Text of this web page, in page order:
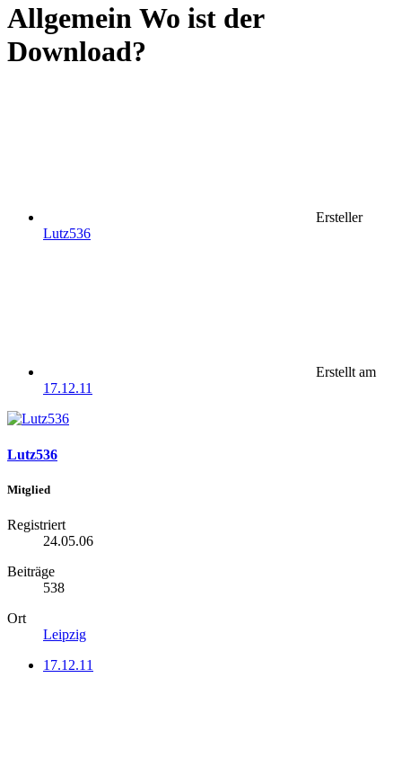
Allgemein Wo ist der
Download?
Ersteller
Lutz536
Erstellt am
17.12.11
Lutz536
Mitglied
Registriert
24.05.06
Beiträge
538
Ort
Leipzig
17.12.11